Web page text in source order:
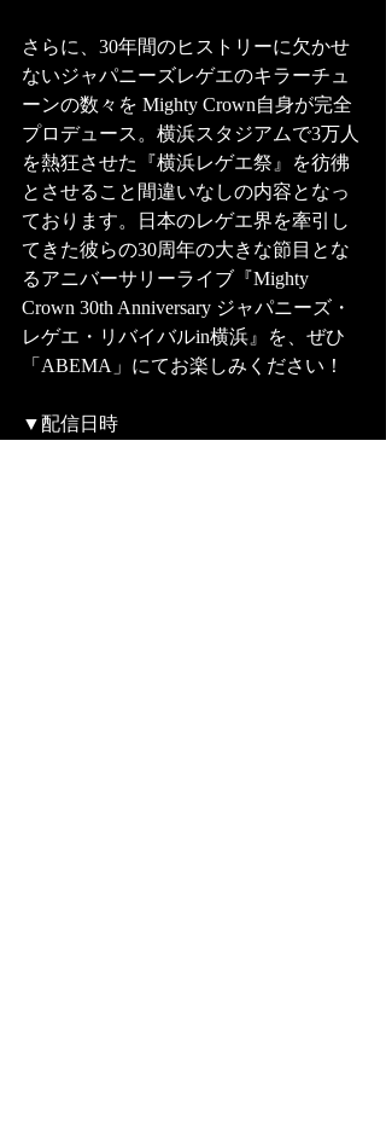
さらに、30年間のヒストリーに欠かせ
ないジャパニーズレゲエのキラーチュ
ーンの数々を Mighty Crown自身が完全
プロデュース。横浜スタジアムで3万人
を熱狂させた『横浜レゲエ祭』を彷彿
とさせること間違いなしの内容となっ
ております。日本のレゲエ界を牽引し
てきた彼らの30周年の大きな節目とな
るアニバーサリーライブ『Mighty
Crown 30th Anniversary ジャパニーズ・
レゲエ・リバイバルin横浜』を、ぜひ
「ABEMA」にてお楽しみください！
▼配信日時